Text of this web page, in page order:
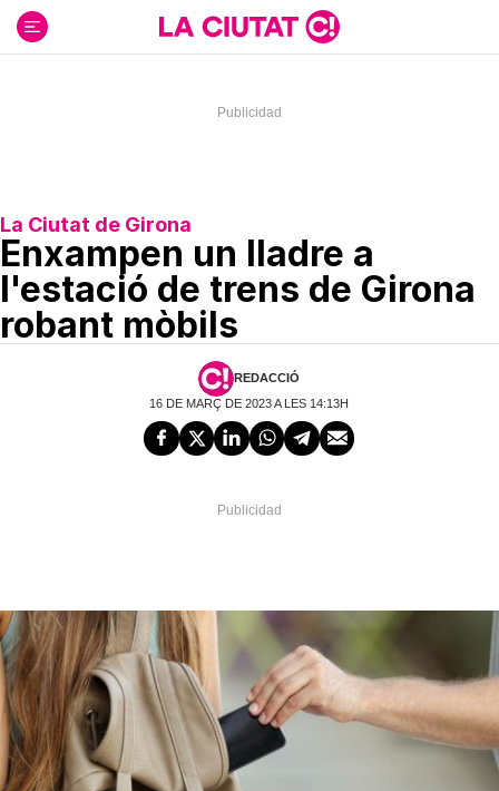
contenido
La Ciutat de Girona
Enxampen un lladre a
l'estació de trens de Girona
robant mòbils
REDACCIÓ
16 DE MARÇ DE 2023 A LES 14:13H